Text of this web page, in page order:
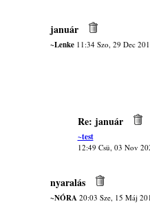
január
~Lenke11:34 Szo, 29 Dec
Re: január
~test
12:49 Csü, 03 Nov
nyaralás
~NÓRA20:03 Sze, 15 Máj